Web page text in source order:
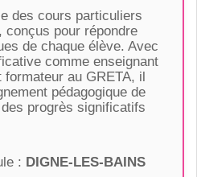
des cours particuliers
conçus pour répondre
de chaque élève. Avec
comme enseignant
au GRETA, il
pédagogique de
progrès significatifs
: DIGNE-LES-BAINS